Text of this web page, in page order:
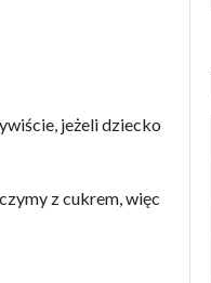
jeżeli dziecko
z cukrem, więc